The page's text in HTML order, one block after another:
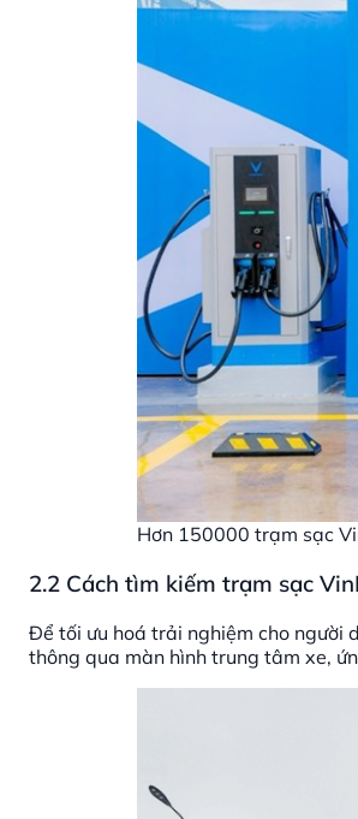
Hơn 150000 trạm sạc
2.2 Cách tìm kiếm trạm sạc
Để tối ưu hoá trải nghiệm cho người
thông qua màn hình trung tâm xe,